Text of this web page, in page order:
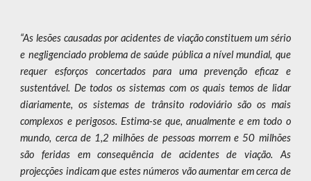
“As lesões causadas por acidentes de viação constituem um sério
e negligenciado problema de saúde pública a nível mundial, que
requer esforços concertados para uma prevenção eficaz e
sustentável. De todos os sistemas com os quais temos de lidar
diariamente, os sistemas de trânsito rodoviário são os mais
complexos e perigosos. Estima-se que, anualmente e em todo o
mundo, cerca de 1,2 milhões de pessoas morrem e 50 milhões
são feridas em consequência de acidentes de viação. As
projecções indicam que estes números vão aumentar em cerca de